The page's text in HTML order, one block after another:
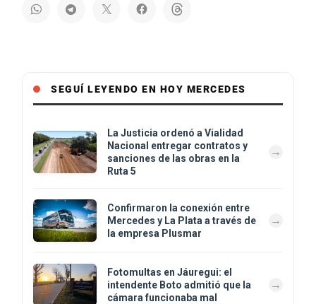
SEGUÍ LEYENDO EN HOY MERCEDES
La Justicia ordenó a Vialidad
Nacional entregar contratos y
sanciones de las obras en la
Ruta 5
Confirmaron la conexión entre
Mercedes y La Plata a través de
la empresa Plusmar
Fotomultas en Jáuregui: el
intendente Boto admitió que la
cámara funcionaba mal